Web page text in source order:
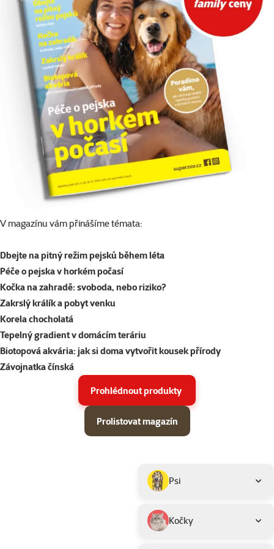
V magazínu vám přinášíme témata:
Dbejte na pitný režim pejsků během léta
Péče o pejska v horkém počasí
Kočka na zahradě: svoboda, nebo riziko?
Zakrslý králík a pobyt venku
Korela chocholatá
Tepelný gradient v domácím teráriu
Biotopová akvária: jak si doma vytvořit kousek přírody
Závojnatka čínská
Prohlédnout produkty
Prolistovat magazín
Podkategorie
Psi
Kočky